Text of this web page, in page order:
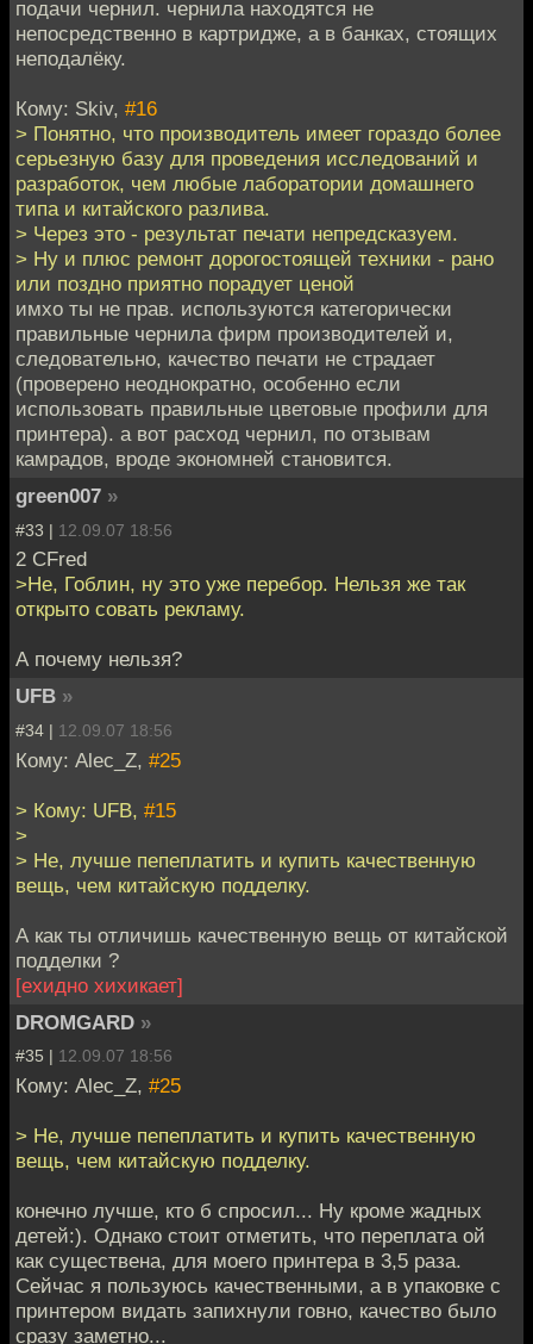
подачи чернил. чернила находятся не
непосредственно в картридже, а в банках, стоящих
неподалёку.
Кому: Skiv, #16
> Понятно, что производитель имеет гораздо более
серьезную базу для проведения исследований и
разработок, чем любые лаборатории домашнего
типа и китайского разлива.
> Через это - результат печати непредсказуем.
> Ну и плюс ремонт дорогостоящей техники - рано
или поздно приятно порадует ценой
имхо ты не прав. используются категорически
правильные чернила фирм производителей и,
следовательно, качество печати не страдает
(проверено неоднократно, особенно если
использовать правильные цветовые профили для
принтера). а вот расход чернил, по отзывам
камрадов, вроде экономней становится.
green007 »
#33 | 12.09.07 18:56
2 CFred
>Не, Гоблин, ну это уже перебор. Нельзя же так
открыто совать рекламу.
А почему нельзя?
UFB »
#34 | 12.09.07 18:56
Кому: Alec_Z, #25
> Кому: UFB, #15
>
> Не, лучше пепеплатить и купить качественную
вещь, чем китайскую подделку.
А как ты отличишь качественную вещь от китайской
подделки ?
[ехидно хихикает]
DROMGARD »
#35 | 12.09.07 18:56
Кому: Alec_Z, #25
> Не, лучше пепеплатить и купить качественную
вещь, чем китайскую подделку.
конечно лучше, кто б спросил... Ну кроме жадных
детей:). Однако стоит отметить, что переплата ой
как существена, для моего принтера в 3,5 раза.
Сейчас я пользуюсь качественными, а в упаковке с
принтером видать запихнули говно, качество было
сразу заметно...